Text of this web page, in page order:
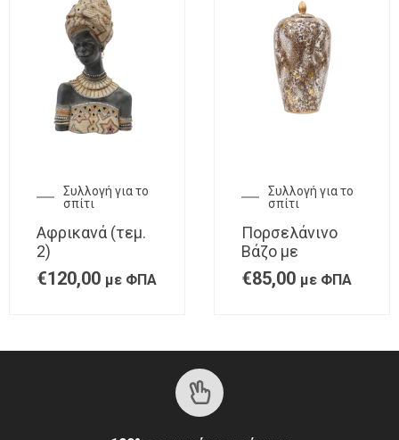
Συλλογή για το
σπίτι
Αφρικανά (τεμ.
2)
€120,00 με ΦΠΑ
Συλλογή για το
σπίτι
Πορσελάνινο
Βάζο με
€85,00 με ΦΠΑ